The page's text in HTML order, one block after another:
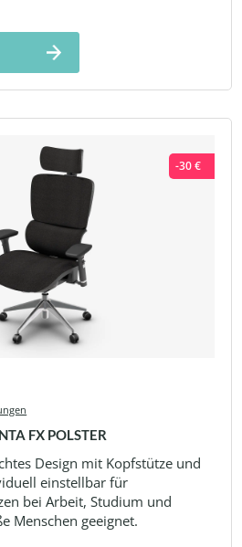
-30 €
FX POLSTER
Design mit Kopfstütze und
einstellbar für
bei Arbeit, Studium und
Menschen geeignet.